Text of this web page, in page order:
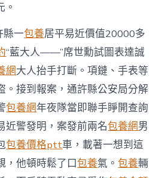
案
鎖
目
的
查
蹤
影
通
許
警
專
包
養
縣一包養居平易近價值20000多
“藍大人——”席世勳試圖表達誠
網大人抬手打斷。項鏈、手表等
。接到報案，通許縣公安局分解
包養網年夜隊當即聯手睜開查詢
近警發明，案發前兩名包養網男
包養價格ptt車，載著一想到這
，他頓時鬆了口包養氣。包養輛